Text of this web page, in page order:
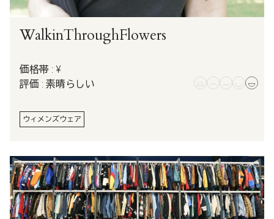
WalkinThroughFlowers
価格帯 : ¥
評価 : 素晴らしい
ウィメンズウェア